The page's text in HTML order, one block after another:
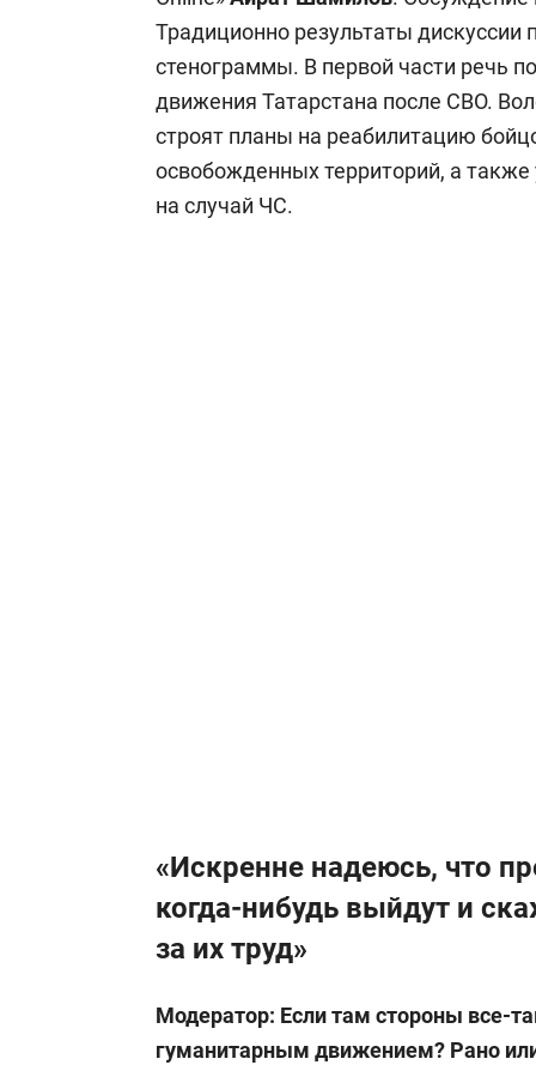
Традиционно результаты
стенограммы. В первой части речь
движения Татарстана после СВО.
строят планы на реабилитацию
освобожденных территорий, а
на случай ЧС.
«Искренне надеюсь, что
когда-нибудь выйдут и
за их труд»
Модератор: Если там стороны все-
гуманитарным движением? Рано